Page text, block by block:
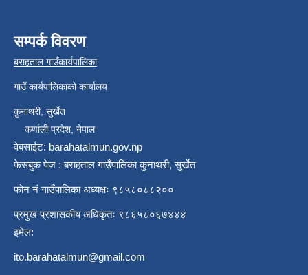
सम्पर्क विवरण
बराहताल गाउँकार्यपालिका
गाउँ कार्यपालिकाको कार्यालय
कुनाथरी, सुर्खेत
कर्णाली प्रदेश, नेपाल
वेबसाईट: barahatalmun.gov.np
फेसबुक पेज : बराहताल गाउँपालिका कुनाथरी, सुर्खेत
फोन नं गाउँपालिका अध्यक्षः ९८५८०८८२००
प्रमुख प्रशासकीय अधिकृतः ९८६५८०६७४४४
इमेल:
ito.barahatalmun@gmail.com